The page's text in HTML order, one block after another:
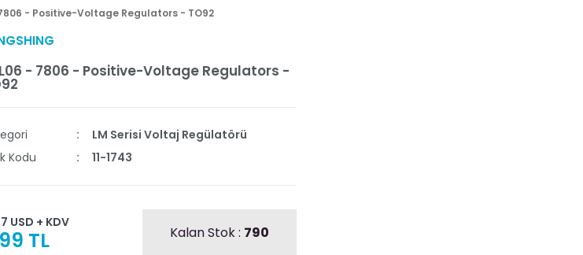
- Positive-Voltage Regulators - TO92
- 7806 - Positive-Voltage Regulators -
LM Serisi Voltaj Regülatörü
Kodu
11-1743
USD + KDV
TL Kalan Stok : 790